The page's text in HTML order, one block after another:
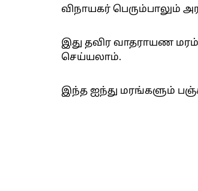
விநாயகர் பெரும்பாலும்
இது தவிர வாதராயண
செய்யலாம்.
இந்த ஐந்து மரங்களும்